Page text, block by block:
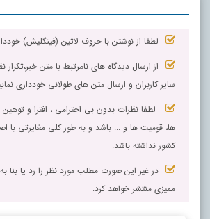
لطفا از نوشتن با حروف لاتین (فینگلیش)
از ارسال دیدگاه های نامرتبط با متن خبر،تکرار
سایر کاربران و ارسال متن های طولانی خودداری
لطفا نظرات بدون بی احترامی ، افترا و
ها، قومیت ها و ... باشد و به طور کلی مغایرتی با
کشور نداشته باشد.
در غیر این صورت مطلب مورد نظر را رد یا
ممیزی منتشر خواهد کرد.